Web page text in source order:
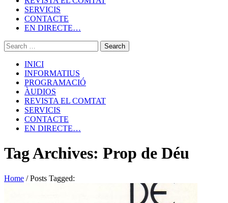
SERVICIS
CONTACTE
EN DIRECTE…
INICI
INFORMATIUS
PROGRAMACIÓ
ÀUDIOS
REVISTA EL COMTAT
SERVICIS
CONTACTE
EN DIRECTE…
Tag Archives: Prop de Déu
Home /Posts Tagged: